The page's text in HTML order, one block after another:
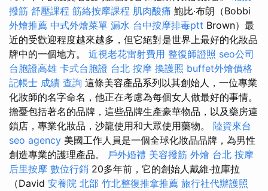
撥筋 舒壓課程 筋絡按摩課程 肌肉酸痛 鮑比·布朗（Bobbi
外燴推薦 中式外燴菜單 漏水 台中按摩排毒ptt Brown）最
近的受歡迎程度越來越多，但它絕對是世界上最好的化妝品
牌中的一個地方。 近視老花雷射費用 整復師證照 seo公司
台胞證高雄 卡式台胞證 台北 按摩 換護照 buffet外燴價格
記帳士 成績 查詢 這條美容產品系列以其創始人，一位專業
化妝師的名字命名，他正在考慮為每個女人做最好的事情。
擔憂包括著名的品牌，這些品牌生產豪華物品，以及藥房連
鎖店，專業化妝品，沙龍使用和大眾使用藥物。 陸資來台
seo agency 美國工作人員是一個全球化妝品品牌，為男性
創造專業的護理產品。 戶外婚禮 美容撥筋 外燴 台北 按摩
后里按摩 數位行銷 20多年前，它的創始人戴維·拉庫拉
（David 安養院 北部 竹北整復推拿推薦 旅行社代辦護照